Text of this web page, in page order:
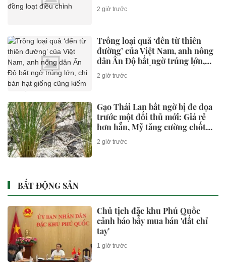
2 giờ trước
Trồng loại quả ‘đến từ thiên
đường’ của Việt Nam, anh nông
dân Ấn Độ bất ngờ trúng lớn,
chỉ bán hạt giống cũng kiếm
bộn tiền
2 giờ trước
Gạo Thái Lan bất ngờ bị đe dọa
trước một đối thủ mới: Giá rẻ
hơn hẳn, Mỹ tăng cường chốt
đơn
2 giờ trước
BẤT ĐỘNG SẢN
Chủ tịch đặc khu Phú Quốc
cảnh báo bẫy mua bán 'đất chỉ
tay'
1 giờ trước